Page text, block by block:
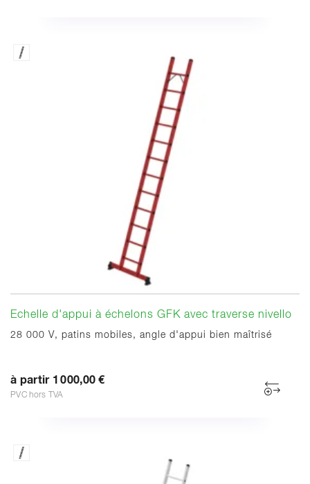
Echelle d'appui à échelons GFK avec traverse nivello
28 000 V, patins mobiles, angle d'appui bien maîtrisé
à partir 1 000,00 €
PVC hors TVA